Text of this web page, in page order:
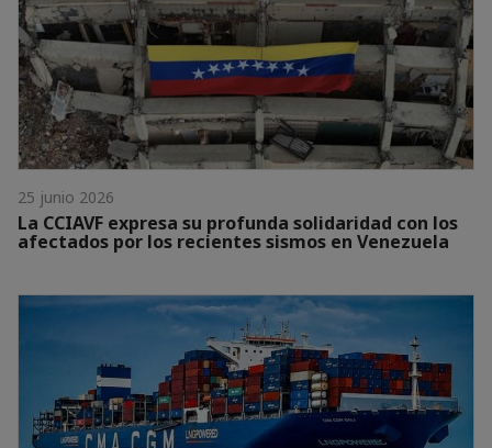
25 junio 2026
La CCIAVF expresa su profunda solidaridad con los
afectados por los recientes sismos en Venezuela